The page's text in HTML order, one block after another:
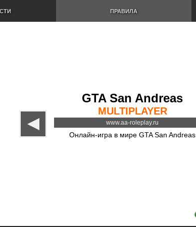
ПРАВИЛА
GTA San Andreas
MULTIPLAYER
Онлайн-игра в мире GTA San Andreas
www.aa-roleplay.ru